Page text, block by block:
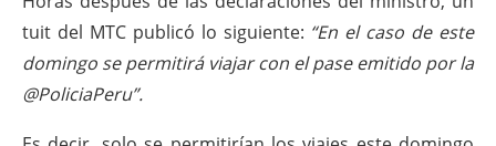
tuit del MTC publicó lo siguiente: “En el caso de este
domingo se permitirá viajar con el pase emitido por la
@PoliciaPeru”.